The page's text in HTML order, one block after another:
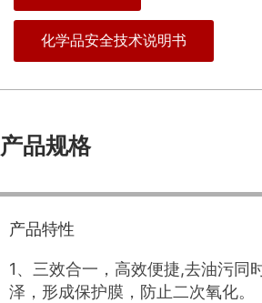
化学品安全技术说明书
产品规格
产品特性
1、三效合一，高效便捷,去油污同
泽，形成保护膜，防止二次氧化。